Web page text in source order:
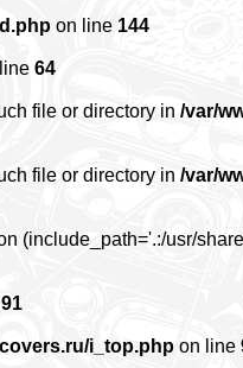
on line 144
64
file or directory in /var/
file or directory in /var/
(include_path='.:/usr/
91
i_top.php on line